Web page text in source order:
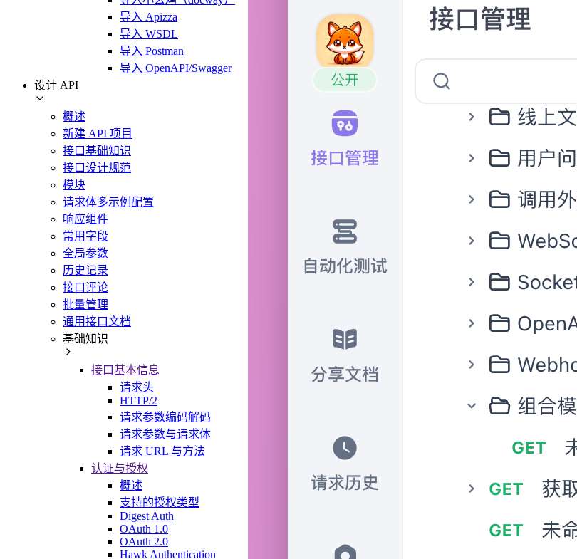
导入 Apizza
导入 WSDL
导入 Postman
导入 OpenAPI/Swagger
设计 API
概述
新建 API 项目
接口基础知识
接口设计规范
模块
请求体多示例配置
响应组件
常用字段
全局参数
历史记录
接口评论
批量管理
通用接口文档
基础知识
接口基本信息
请求头
HTTP/2
请求参数编码解码
请求参数与请求体
请求 URL 与方法
认证与授权
概述
支持的授权类型
Digest Auth
OAuth 1.0
OAuth 2.0
Hawk Authentication